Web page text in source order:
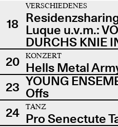
18
VERSCHIEDENES
Luque u.v.m.:
DURCHS KNIE
20
KONZERT
Hells Metal
23 YOUNG
Offs
24
TANZ
Pro Senectute